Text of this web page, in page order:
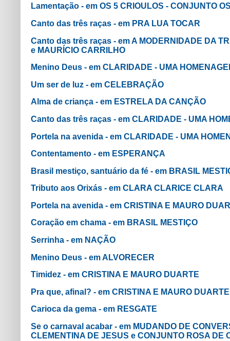
Lamentação - em OS 5 CRIOULOS - CONJUNTO
Canto das três raças - em PRA LUA TOCAR
Canto das três raças - em A MODERNIDADE DA
e MAURÍCIO CARRILHO
Menino Deus - em CLARIDADE - UMA
Um ser de luz - em CELEBRAÇÃO
Alma de criança - em ESTRELA DA CANÇÃO
Canto das três raças - em CLARIDADE - UMA
Portela na avenida - em CLARIDADE - UMA
Contentamento - em ESPERANÇA
Brasil mestiço, santuário da fé - em BRASIL
Tributo aos Orixás - em CLARA CLARICE CLARA
Portela na avenida - em CRISTINA E MAURO
Coração em chama - em BRASIL MESTIÇO
Serrinha - em NAÇÃO
Menino Deus - em ALVORECER
Timidez - em CRISTINA E MAURO DUARTE
Pra que, afinal? - em CRISTINA E MAURO DUARTE
Carioca da gema - em RESGATE
Se o carnaval acabar - em MUDANDO DE
CLEMENTINA DE JESUS e CONJUNTO ROSA DE